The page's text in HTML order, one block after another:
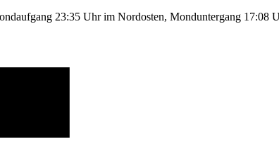
23:35 Uhr im Nordosten, Monduntergang 17:08